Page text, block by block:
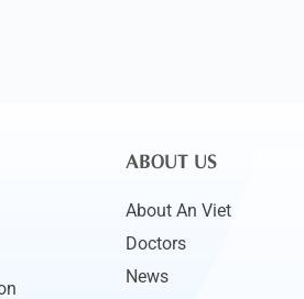
ABOUT US
About An Viet
Doctors
News